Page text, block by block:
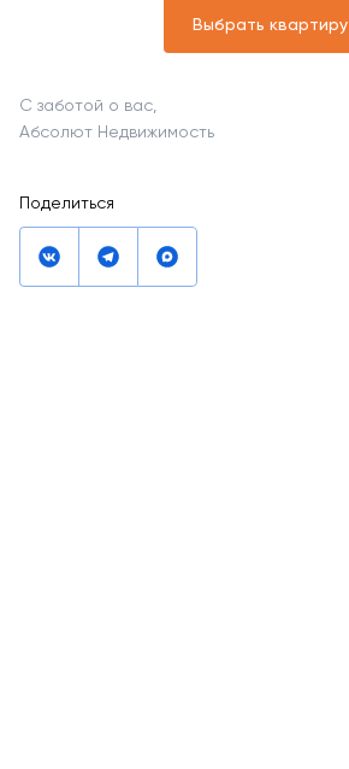
Выбрать квартиру
С заботой о вас,
Абсолют Недвижимость
Поделиться